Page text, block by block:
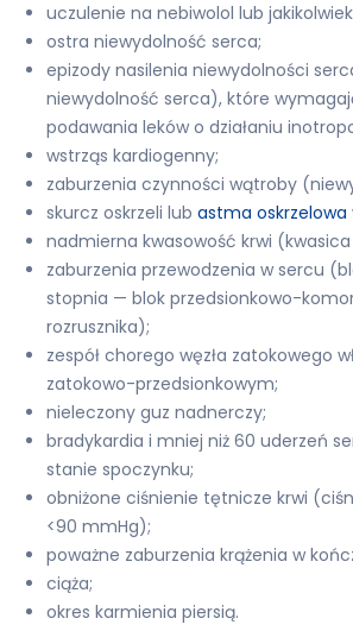
uczulenie na nebiwolol lub
ostra niewydolność serca;
epizody nasilenia niewydolności
niewydolność serca), które
podawania leków o działaniu
wstrząs kardiogenny;
zaburzenia czynności wątroby
skurcz oskrzeli lub astma oskrzelowa
nadmierna kwasowość krwi
zaburzenia przewodzenia w sercu
stopnia — blok przedsionkowo-
rozrusznika);
zespół chorego węzła zatokowego
zatokowo-przedsionkowym;
nieleczony guz nadnerczy;
bradykardia i mniej niż 60 uderzeń
stanie spoczynku;
obniżone ciśnienie tętnicze krwi
<90 mmHg);
poważne zaburzenia krążenia w
ciąża;
okres karmienia piersią.